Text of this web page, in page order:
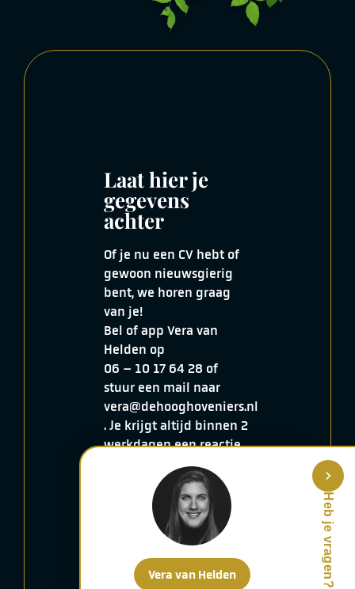
Laat hier je
gegevens
achter
Of je nu een CV hebt of
gewoon nieuwsgierig
bent, we horen graag
van je!
Bel of app Vera van
Helden op
06 – 10 17 64 28 of
stuur een mail naar
vera@dehooghoveniers.nl
. Je krijgt altijd binnen 2
werkdagen een reactie.
Wie weet drinken we
binnenkort een kop
koffie en laten we je ons
kantoor en terrein zien.
Heb je vragen?
Vera van Helden